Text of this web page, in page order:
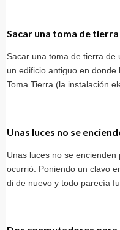
Sacar una toma de
Sacar una toma de tierra de
un edificio antiguo en
Toma Tierra (la instalación
Unas luces no se
Unas luces no se
ocurrió: Poniendo un clavo
di de nuevo y todo parecía